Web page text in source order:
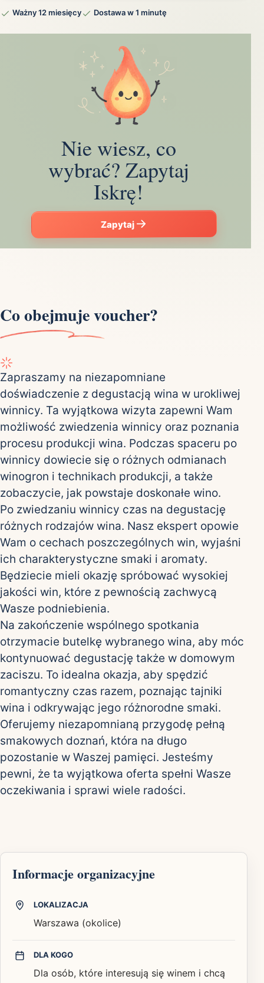
Ważny 12 miesięcy Dostawa w 1 minutę
Nie wiesz, co
wybrać? Zapytaj
Iskrę!
Zapytaj
Co obejmuje voucher?
Zapraszamy na niezapomniane
doświadczenie z degustacją wina w urokliwej
winnicy. Ta wyjątkowa wizyta zapewni Wam
możliwość zwiedzenia winnicy oraz poznania
procesu produkcji wina. Podczas spaceru po
winnicy dowiecie się o różnych odmianach
winogron i technikach produkcji, a także
zobaczycie, jak powstaje doskonałe wino.
Po zwiedzaniu winnicy czas na degustację
różnych rodzajów wina. Nasz ekspert opowie
Wam o cechach poszczególnych win, wyjaśni
ich charakterystyczne smaki i aromaty.
Będziecie mieli okazję spróbować wysokiej
jakości win, które z pewnością zachwycą
Wasze podniebienia.
Na zakończenie wspólnego spotkania
otrzymacie butelkę wybranego wina, aby móc
kontynuować degustację także w domowym
zaciszu. To idealna okazja, aby spędzić
romantyczny czas razem, poznając tajniki
wina i odkrywając jego różnorodne smaki.
Oferujemy niezapomnianą przygodę pełną
smakowych doznań, która na długo
pozostanie w Waszej pamięci. Jesteśmy
pewni, że ta wyjątkowa oferta spełni Wasze
oczekiwania i sprawi wiele radości.
Informacje organizacyjne
LOKALIZACJA
Warszawa (okolice)
DLA KOGO
Dla osób, które interesują się winem i chcą